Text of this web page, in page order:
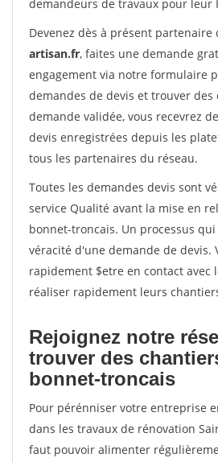
demandeurs de travaux pour leur
Devenez dès à présent partenaire
artisan.fr, faites une demande
engagement via notre formulaire
demandes de devis et trouver des
demande validée, vous recevrez
devis enregistrées depuis les
tous les partenaires du réseau.
Toutes les demandes devis sont
service Qualité avant la mise en
bonnet-troncais. Un processus
véracité d'une demande de devis.
rapidement $etre en contact avec
réaliser rapidement leurs
Rejoignez notre
trouver des
bonnet-troncais
Pour pérénniser votre entreprise
dans les travaux de rénovation
faut pouvoir alimenter